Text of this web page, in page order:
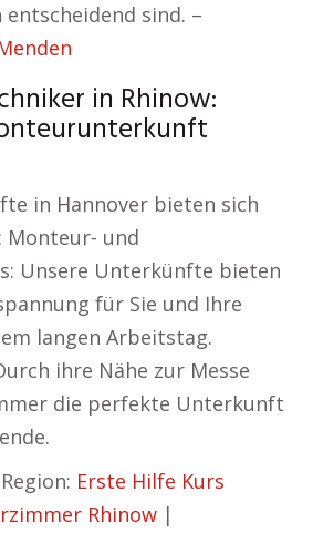
sind. –
in Rhinow:
in Hannover bieten sich
Monteur- und
Unsere Unterkünfte bieten
für Sie und Ihre
langen Arbeitstag.
ihre Nähe zur Messe
die perfekte Unterkunft
Erste Hilfe Kurs
Rhinow |